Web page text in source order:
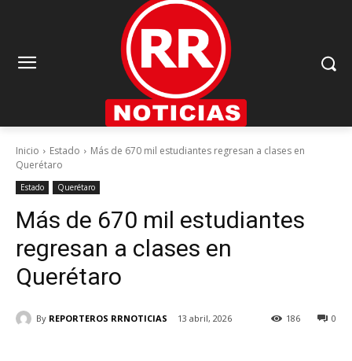
Inicio Estado
Más de 670 mil estudiantes regresan a clases en
Querétaro
Estado Querétaro
Más de 670 mil estudiantes
regresan a clases en
Querétaro
By REPORTEROS RRNOTICIAS 13 abril, 2026 0
186